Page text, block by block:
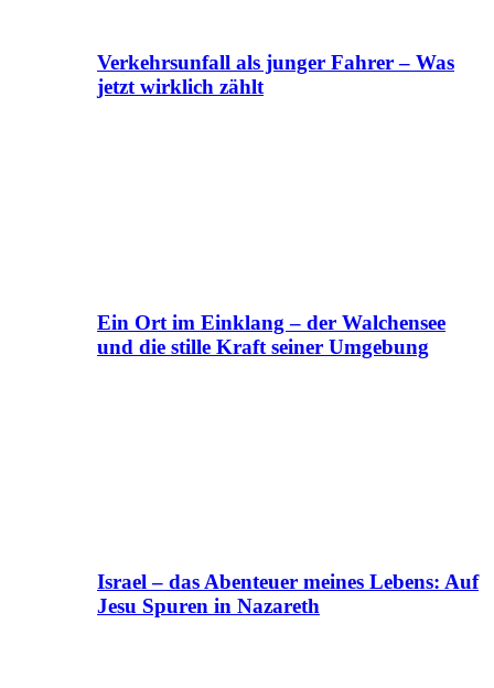
Verkehrsunfall als junger Fahrer – Was
jetzt wirklich zählt
Ein Ort im Einklang – der Walchensee
und die stille Kraft seiner Umgebung
Israel – das Abenteuer meines Lebens: Auf
Jesu Spuren in Nazareth